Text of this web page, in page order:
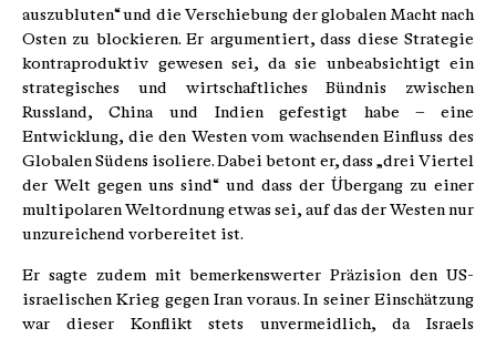
auszubluten“ und die Verschiebung der globalen Macht nach
Osten zu blockieren. Er argumentiert, dass diese Strategie
kontraproduktiv gewesen sei, da sie unbeabsichtigt ein
strategisches und wirtschaftliches Bündnis zwischen
Russland, China und Indien gefestigt habe – eine
Entwicklung, die den Westen vom wachsenden Einfluss des
Globalen Südens isoliere. Dabei betont er, dass „drei Viertel
der Welt gegen uns sind“ und dass der Übergang zu einer
multipolaren Weltordnung etwas sei, auf das der Westen nur
unzureichend vorbereitet ist.
Er sagte zudem mit bemerkenswerter Präzision den US-
israelischen Krieg gegen Iran voraus. In seiner Einschätzung
war dieser Konflikt stets unvermeidlich, da Israels